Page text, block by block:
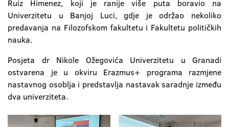
Ruiz Himenez, koji je ranije više puta boravio na
Univerzitetu u Banjoj Luci, gdje je održao nekoliko
predavanja na Filozofskom fakultetu i Fakultetu političkih
nauka.
Posjeta dr Nikole Ožegovića Univerzitetu u Granadi
ostvarena je u okviru Erazmus+ programa razmjene
nastavnog osoblja i predstavlja nastavak saradnje između
dva univerziteta.